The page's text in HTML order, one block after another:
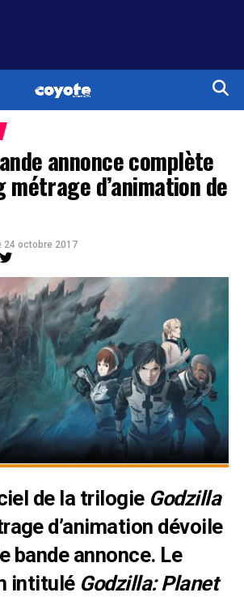
annonce complète
métrage d’animation de
24 octobre 2017
de la trilogie Godzilla
d’animation dévoile
bande annonce. Le
intitulé Godzilla: Planet